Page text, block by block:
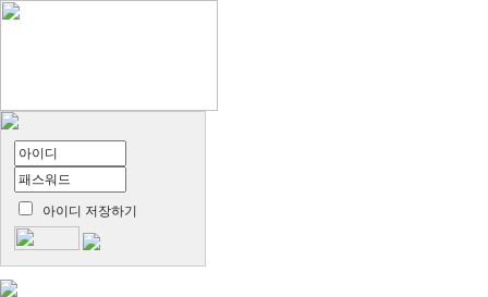
아이디 저장하기